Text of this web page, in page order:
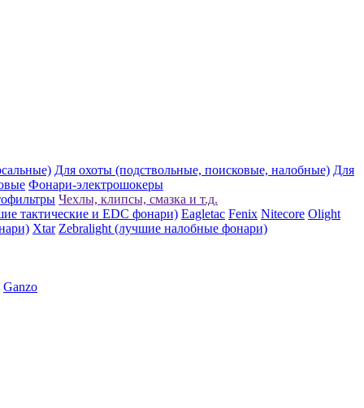
Для охоты (подствольные, поисковые, налобные) Для
Фонари-электрошокеры
Чехлы, клипсы, смазка и т.д.
тактические и EDC фонари) Eagletac Fenix Nitecore Olight
Xtar Zebralight (лучшие налобные фонари)
Ganzo